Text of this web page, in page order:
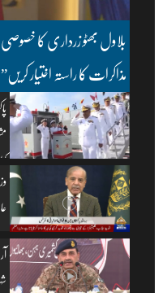
بلاول بھٹو زرداری کا
مذاکرات کا راستہ اختیار کریں”